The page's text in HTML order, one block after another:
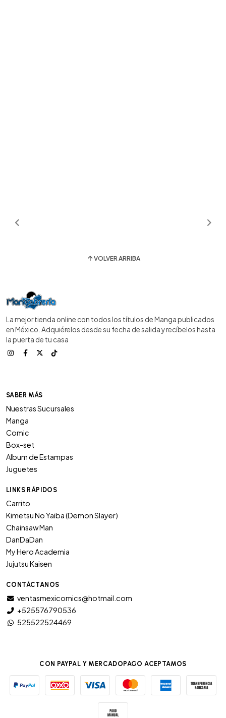
VOLVER ARRIBA
La mejor tienda online con todos los títulos de Manga publicados
en México. Adquiérelos desde su fecha de salida y recíbelos hasta
la puerta de tu casa
SABER MÁS
Nuestras Sucursales
Manga
Comic
Box-set
Album de Estampas
Juguetes
LINKS RÁPIDOS
Carrito
Kimetsu No Yaiba (Demon Slayer)
Chainsaw Man
DanDaDan
My Hero Academia
Jujutsu Kaisen
CONTÁCTANOS
ventasmexicomics@hotmail.com
+525576790536
525522524469
CON PAYPAL Y MERCADOPAGO ACEPTAMOS